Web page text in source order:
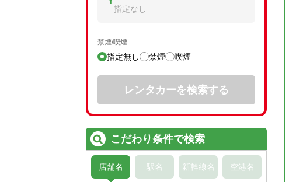
指定なし
禁煙/喫煙
指定無し 禁煙 喫煙
レンタカーを検索する
こだわり条件で検索
店舗名 駅名 新幹線名 空港名